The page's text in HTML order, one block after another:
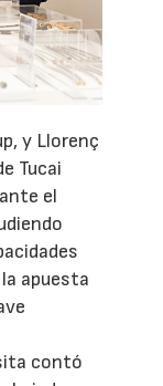
y Llorenç
Tucai
el
apuesta
contó